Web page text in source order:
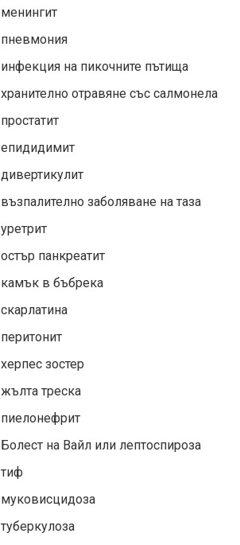
менингит
пневмония
инфекция на пикочните пътища
хранително отравяне със салмонела
простатит
епидидимит
дивертикулит
възпалително заболяване на таза
уретрит
остър панкреатит
камък в бъбрека
скарлатина
перитонит
херпес зостер
жълта треска
пиелонефрит
Болест на Вайл или лептоспироза
тиф
муковисцидоза
туберкулоза